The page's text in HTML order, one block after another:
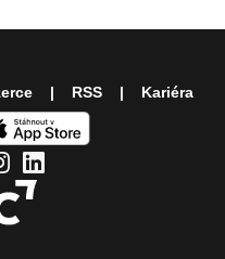
RSS Kariéra